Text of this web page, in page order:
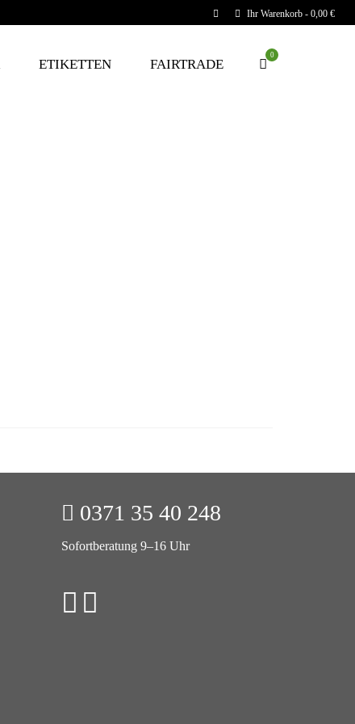
Ihr Warenkorb - 0,00 €
ETIKETTEN FAIRTRADE
0
0371 35 40 248
Sofortberatung 9–16 Uhr